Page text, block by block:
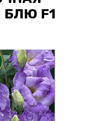
F1